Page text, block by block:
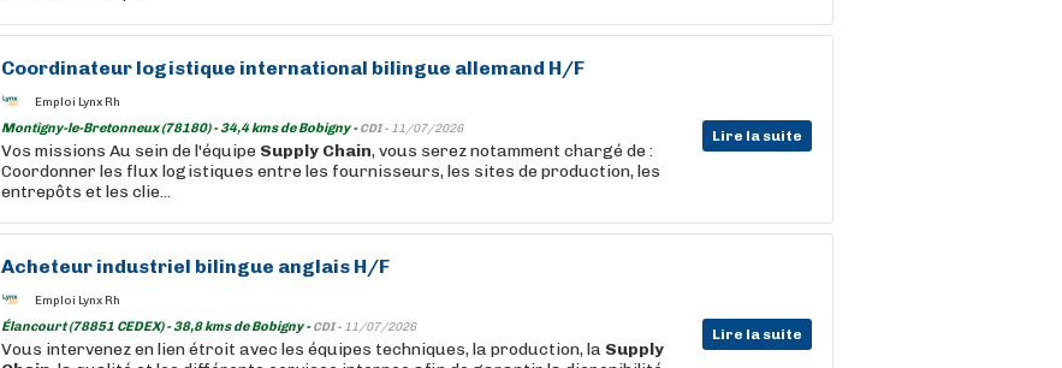
Coordinateur logistique international bilingue allemand H/F
Emploi Lynx Rh
Montigny-le-Bretonneux (78180) - 34,4 kms de Bobigny -CDI - 11/07/2026 Lire la suite
Vos missions Au sein de l'équipe Supply Chain, vous serez notamment chargé de :
Coordonner les flux logistiques entre les fournisseurs, les sites de production, les
entrepôts et les clie...
Acheteur industriel bilingue anglais H/F
Emploi Lynx Rh
Élancourt (78851 CEDEX) - 38,8 kms de Bobigny -CDI - 11/07/2026 Lire la suite
Vous intervenez en lien étroit avec les équipes techniques, la production, la Supply